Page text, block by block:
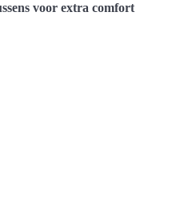
voor extra comfort